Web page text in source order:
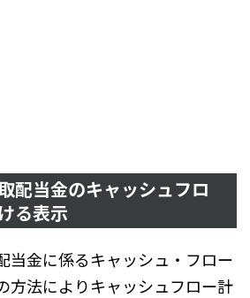
配当金のキャッシュフロ
る表示
当金に係るキャッシュ・フロー
方法によりキャッシュフロー計